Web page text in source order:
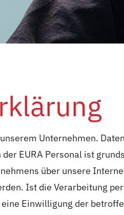
Unternehmen.
EURA Personal ist
über unsere
Ist die Verarbeitung
Einwilligung der